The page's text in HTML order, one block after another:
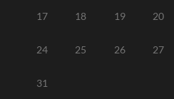
17 18 19 20
24 25 26 27
31